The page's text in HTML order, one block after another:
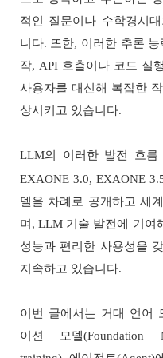
적인 질문이나 수학경시
니다. 또한, 이러한 추론
작, API 호출이나 코드 실
사용자를 대신해 복잡한
상시키고 있습니다.
LLM의 이러한 발전 흐름
EXAONE 3.0, EXAONE
델을 차례로 공개하고 세
며, LLM 기술 발전에 기여
성능과 편리한 사용성을
지속하고 있습니다.
이번 글에서는 거대 언어
이션 모델(Foundation